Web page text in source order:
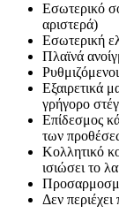
Εσωτερικό
αριστερά)
Εσωτερική
Πλαϊνά
Εξαιρετικά
γρήγορο
Επίδεσμος
των
Κολλητικό
ισιώσει το
Δεν